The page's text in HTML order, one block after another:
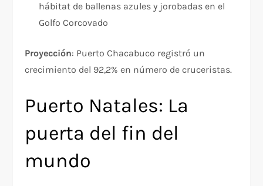
hábitat de ballenas azules y jorobadas en el
Golfo Corcovado
Proyección: Puerto Chacabuco registró un
crecimiento del 92,2% en número de cruceristas.
Puerto Natales: La
puerta del fin del
mundo